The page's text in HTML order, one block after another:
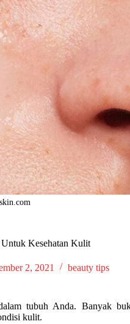
Kesehatan Kulit
2, 2021 beauty tips
tubuh Anda. Banyak
kulit.